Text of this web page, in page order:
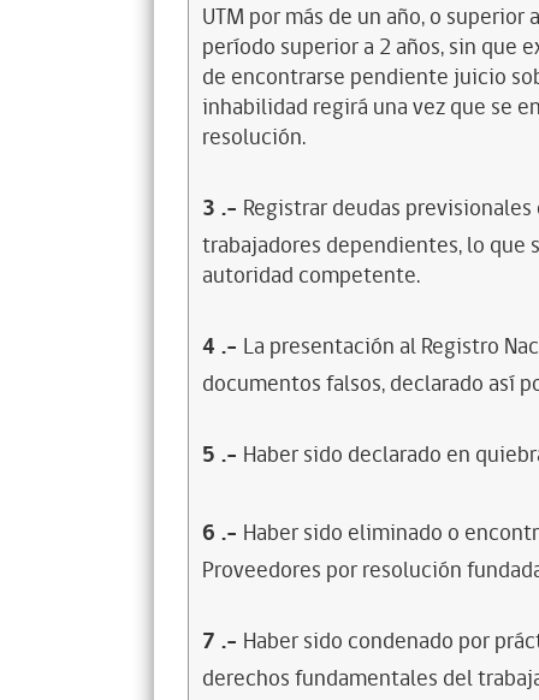
UTM por más de un año, o
período superior a 2 años, sin que
de encontrarse pendiente juicio
inhabilidad regirá una vez que se
resolución.
3 .- Registrar deudas
trabajadores dependientes, lo
autoridad competente.
4 .- La presentación al Registro
documentos falsos, declarado así
5 .- Haber sido declarado en
6 .- Haber sido eliminado o
Proveedores por resolución
7 .- Haber sido condenado por
derechos fundamentales del